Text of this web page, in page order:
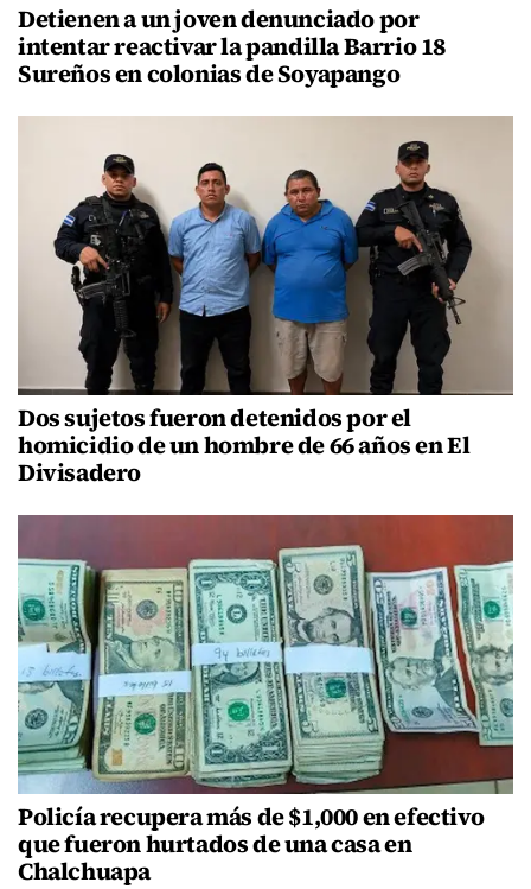
Detienen a un joven denunciado por
intentar reactivar la pandilla Barrio 18
Sureños en colonias de Soyapango
Dos sujetos fueron detenidos por el
homicidio de un hombre de 66 años en El
Divisadero
Policía recupera más de $1,000 en efectivo
que fueron hurtados de una casa en
Chalchuapa